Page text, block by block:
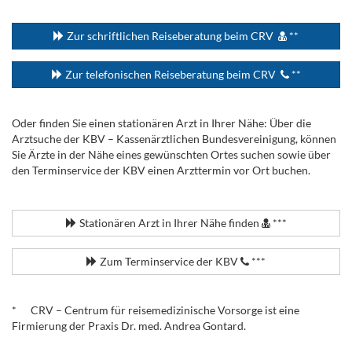
Zur schriftlichen Reiseberatung beim CRV **
Zur telefonischen Reiseberatung beim CRV **
Oder finden Sie einen stationären Arzt in Ihrer Nähe: Über die
Arztsuche der KBV – Kassenärztlichen Bundesvereinigung, können
Sie Ärzte in der Nähe eines gewünschten Ortes suchen sowie über
den Terminservice der KBV einen Arzttermin vor Ort buchen.
Stationären Arzt in Ihrer Nähe finden ***
Zum Terminservice der KBV ***
* CRV – Centrum für reisemedizinische Vorsorge ist eine
Firmierung der Praxis Dr. med. Andrea Gontard.